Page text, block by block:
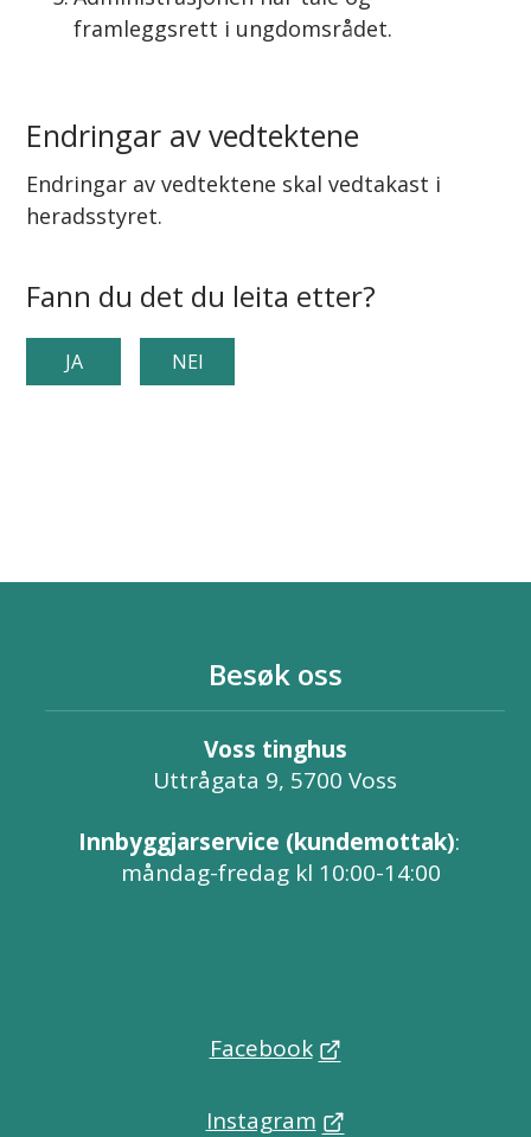
framleggsrett i ungdomsrådet.
Endringar av vedtektene
Endringar av vedtektene skal vedtakast i
heradsstyret.
Fann du det du leita etter?
JA NEI
Besøk oss
Voss tinghus
Uttrågata 9, 5700 Voss
Innbyggjarservice (kundemottak):
måndag-fredag kl 10:00-14:00
Facebook
Instagram